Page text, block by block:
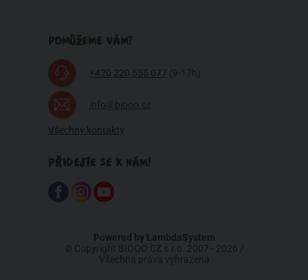
POMŮŽEME VÁM?
+420 220 555 077 (9-17h)
info@biooo.cz
Všechny kontakty
PŘIDEJTE SE K NÁM!
Powered by LambdaSystem
© Copyright BIOOO.CZ s.r.o. 2007 - 2026 /
Všechna práva vyhrazena